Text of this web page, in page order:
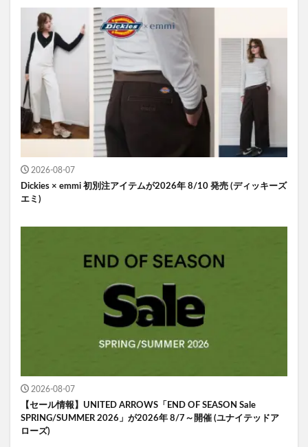
2026-08-07
Dickies × emmi 初別注アイテムが2026年 8/10 発売 (ディッキーズ
エミ)
2026-08-07
【セール情報】UNITED ARROWS「END OF SEASON Sale
SPRING/SUMMER 2026」が2026年 8/7～開催 (ユナイテッドア
ローズ)